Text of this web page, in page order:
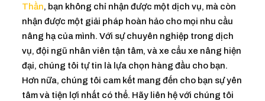
Thần, bạn không chỉ nhận được một dịch vụ, mà còn
nhận được một giải pháp hoàn hảo cho mọi nhu cầu
nâng hạ của mình. Với sự chuyên nghiệp trong dịch
vụ, đội ngũ nhân viên tận tâm, và xe cẩu xe nâng hiện
đại, chúng tôi tự tin là lựa chọn hàng đầu cho bạn.
Hơn nữa, chúng tôi cam kết mang đến cho bạn sự yên
tâm và tiện lợi nhất có thể. Hãy liên hệ với chúng tôi